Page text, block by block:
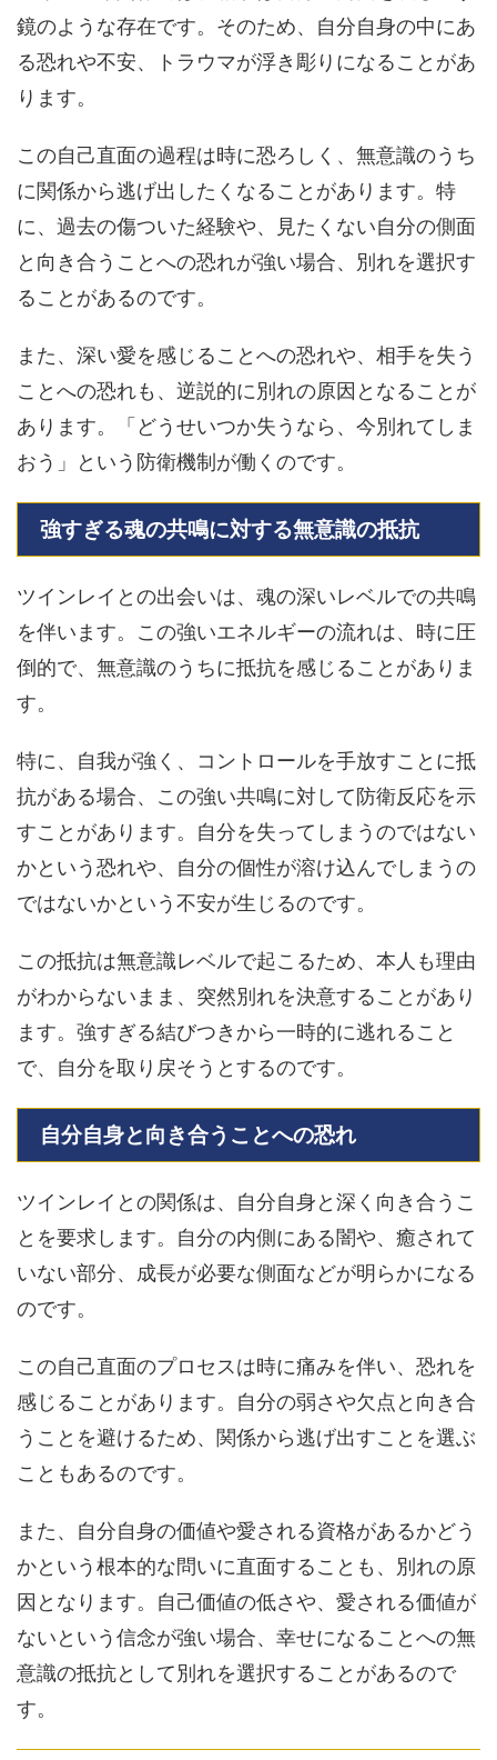
鏡のような存在です。そのため、自分自身の中にあ
る恐れや不安、トラウマが浮き彫りになることがあ
ります。
この自己直面の過程は時に恐ろしく、無意識のうち
に関係から逃げ出したくなることがあります。特
に、過去の傷ついた経験や、見たくない自分の側面
と向き合うことへの恐れが強い場合、別れを選択す
ることがあるのです。
また、深い愛を感じることへの恐れや、相手を失う
ことへの恐れも、逆説的に別れの原因となることが
あります。「どうせいつか失うなら、今別れてしま
おう」という防衛機制が働くのです。
強すぎる魂の共鳴に対する無意識の抵抗
ツインレイとの出会いは、魂の深いレベルでの共鳴
を伴います。この強いエネルギーの流れは、時に圧
倒的で、無意識のうちに抵抗を感じることがありま
す。
特に、自我が強く、コントロールを手放すことに抵
抗がある場合、この強い共鳴に対して防衛反応を示
すことがあります。自分を失ってしまうのではない
かという恐れや、自分の個性が溶け込んでしまうの
ではないかという不安が生じるのです。
この抵抗は無意識レベルで起こるため、本人も理由
がわからないまま、突然別れを決意することがあり
ます。強すぎる結びつきから一時的に逃れること
で、自分を取り戻そうとするのです。
自分自身と向き合うことへの恐れ
ツインレイとの関係は、自分自身と深く向き合うこ
とを要求します。自分の内側にある闇や、癒されて
いない部分、成長が必要な側面などが明らかになる
のです。
この自己直面のプロセスは時に痛みを伴い、恐れを
感じることがあります。自分の弱さや欠点と向き合
うことを避けるため、関係から逃げ出すことを選ぶ
こともあるのです。
また、自分自身の価値や愛される資格があるかどう
かという根本的な問いに直面することも、別れの原
因となります。自己価値の低さや、愛される価値が
ないという信念が強い場合、幸せになることへの無
意識の抵抗として別れを選択することがあるので
す。